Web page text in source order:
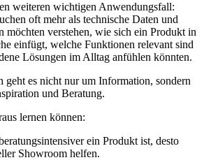
weiteren wichtigen Anwendungsfall:
oft mehr als technische Daten und
möchten verstehen, wie sich ein Produkt in
einfügt, welche Funktionen relevant sind
Lösungen im Alltag anfühlen könnten.
geht es nicht nur um Information, sondern
und Beratung.
lernen können:
ein Produkt ist, desto
Showroom helfen.